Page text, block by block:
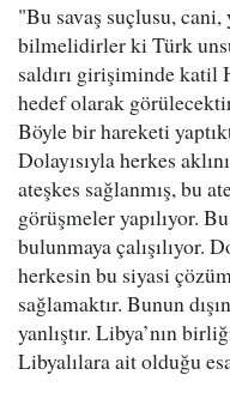
"Bu savaş suçlusu,
bilmelidirler ki Türk
saldırı girişiminde katil
hedef olarak
Böyle bir hareketi
Dolayısıyla herkes
ateşkes sağlanmış, bu
görüşmeler yapılıyor.
bulunmaya çalışılıyor.
herkesin bu siyasi
sağlamaktır. Bunun
yanlıştır. Libya’nın
Libyalılara ait olduğu